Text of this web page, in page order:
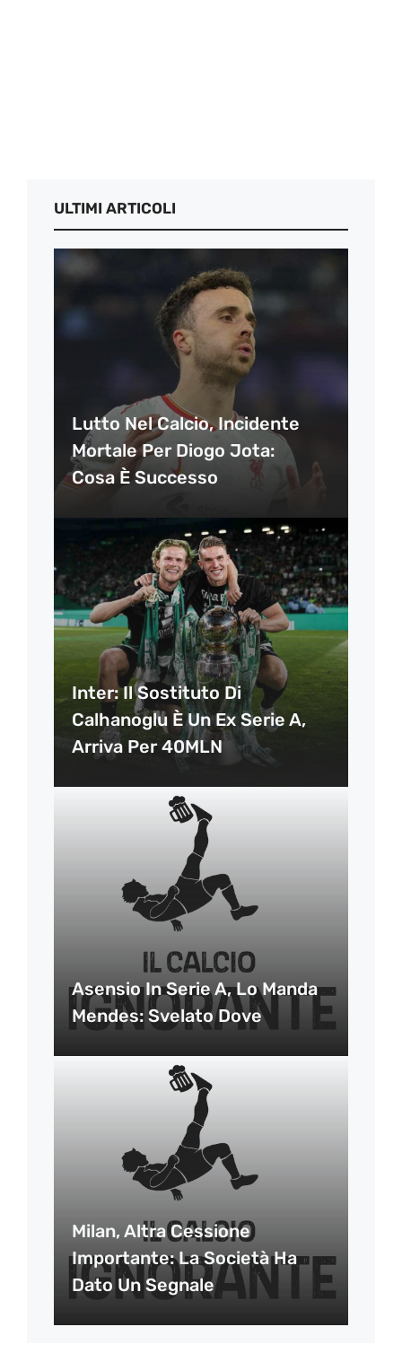
ULTIMI ARTICOLI
Lutto Nel Calcio, Incidente
Mortale Per Diogo Jota:
Cosa È Successo
Inter: Il Sostituto Di
Calhanoglu È Un Ex Serie A,
Arriva Per 40MLN
Asensio In Serie A, Lo Manda
Mendes: Svelato Dove
Milan, Altra Cessione
Importante: La Società Ha
Dato Un Segnale